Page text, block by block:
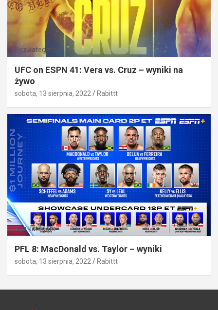
Bez kategorii
UFC on ESPN 41: Vera vs. Cruz – wyniki na
żywo
sobota, 13 sierpnia, 2022 Rabittt
Bez kategorii
PFL 8: MacDonald vs. Taylor – wyniki
sobota, 13 sierpnia, 2022 Rabittt